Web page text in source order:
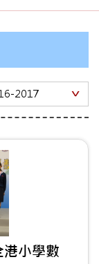
小學數